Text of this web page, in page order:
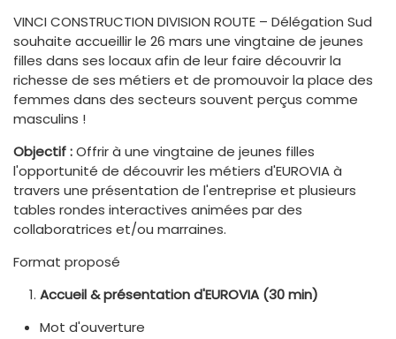
VINCI CONSTRUCTION DIVISION ROUTE – Délégation Sud
souhaite accueillir le 26 mars une vingtaine de jeunes
filles dans ses locaux afin de leur faire découvrir la
richesse de ses métiers et de promouvoir la place des
femmes dans des secteurs souvent perçus comme
masculins !
Objectif :Offrir à une vingtaine de jeunes filles
l'opportunité de découvrir les métiers d'EUROVIA à
travers une présentation de l'entreprise et plusieurs
tables rondes interactives animées par des
collaboratrices et/ou marraines.
Format proposé
Accueil & présentation d'EUROVIA (30 min)
Mot d'ouverture